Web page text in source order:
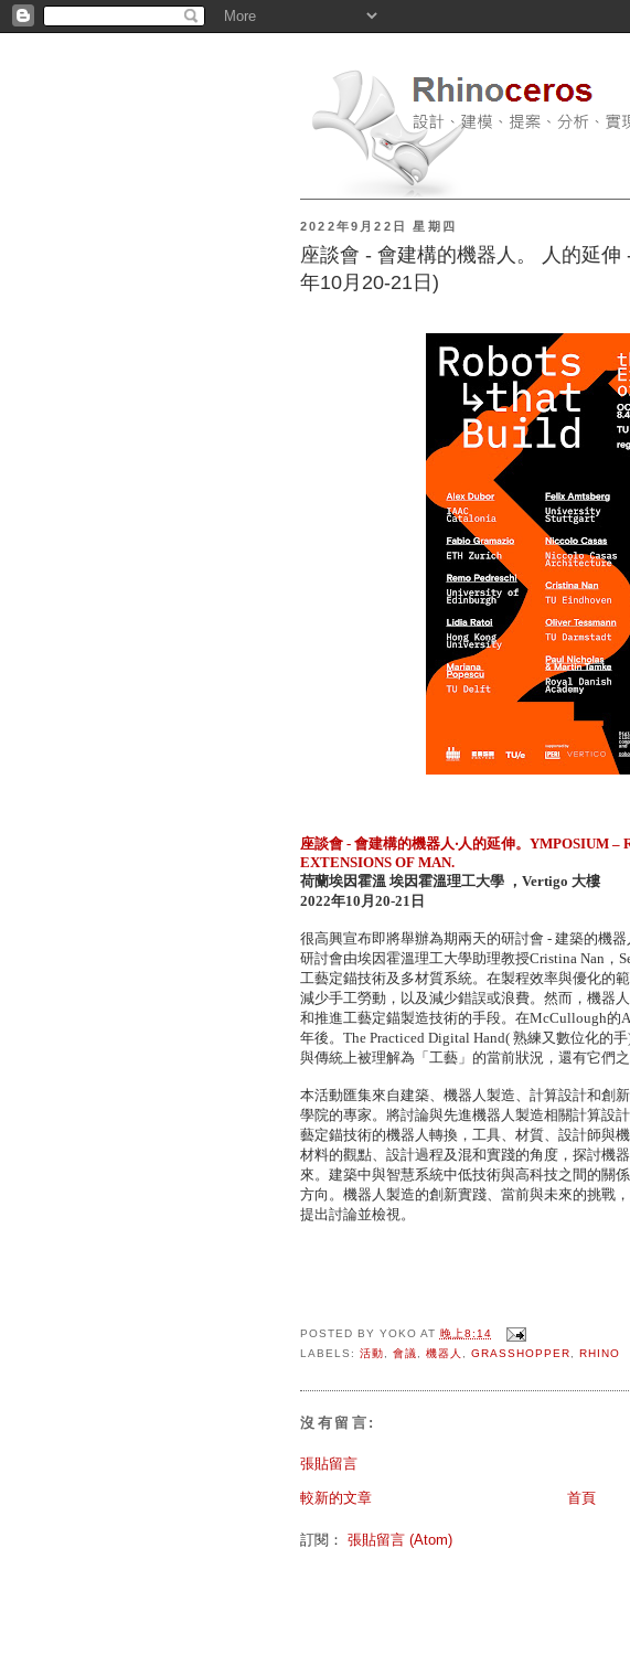
2022年9月22日 星期四
座談會 - 會建構的機器人。 人的延
年10月20-21日)
座談會 - 會建構的機器人‧人的延伸。YMPOSIUM
EXTENSIONS OF MAN.
荷蘭埃因霍溫 埃因霍溫理工大學 ，Vertigo 大樓
2022年10月20-21日
很高興宣布即將舉辦為期兩天的研討會 - 建築的機器
研討會由埃因霍溫理工大學助理教授Cristina Nan，
工藝定錨技術及多材質系統。在製程效率與優化的
減少手工勞動，以及減少錯誤或浪費。然而，機器
和推進工藝定錨製造技術的手段。在McCullough的
年後。The Practiced Digital Hand( 熟練又數位化的
與傳統上被理解為「工藝」的當前狀況，還有它們之
本活動匯集來自建築、機器人製造、計算設計和創
學院的專家。將討論與先進機器人製造相關計算設
藝定錨技術的機器人轉換，工具、材質、設計師與
材料的觀點、設計過程及混和實踐的角度，探討機
來。建築中與智慧系統中低技術與高科技之間的關
方向。機器人製造的創新實踐、當前與未來的挑戰
提出討論並檢視。
POSTED BY YOKO AT 晚上8:14
LABELS: 活動, 會議, 機器人 , GRASSHOPPER, RHINO
沒有留言:
張貼留言
較新的文章 首頁
訂閱： 張貼留言 (Atom)